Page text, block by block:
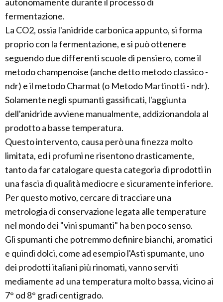
fermentazione.
La CO2, ossia l'anidride carbonica appunto, si forma
proprio con la fermentazione, e si può ottenere
seguendo due differenti scuole di pensiero, come il
metodo champenoise (anche detto metodo classico -
ndr) e il metodo Charmat (o Metodo Martinotti - ndr).
Solamente negli spumanti gassificati, l'aggiunta
dell'anidride avviene manualmente, addizionandola al
prodotto a basse temperatura.
Questo intervento, causa però una finezza molto
limitata, ed i profumi ne risentono drasticamente,
tanto da far catalogare questa categoria di prodotti in
una fascia di qualità mediocre e sicuramente inferiore.
Per questo motivo, cercare di tracciare una
metrologia di conservazione legata alle temperature
nel mondo dei "vini spumanti" ha ben poco senso.
Gli spumanti che potremmo definire bianchi, aromatici
e quindi dolci, come ad esempio l'Asti spumante, uno
dei prodotti italiani più rinomati, vanno serviti
mediamente ad una temperatura molto bassa, vicino ai
7° od 8° gradi centigrado.